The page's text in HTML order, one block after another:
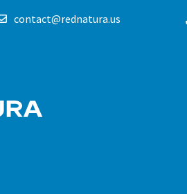
contact@rednatura.us